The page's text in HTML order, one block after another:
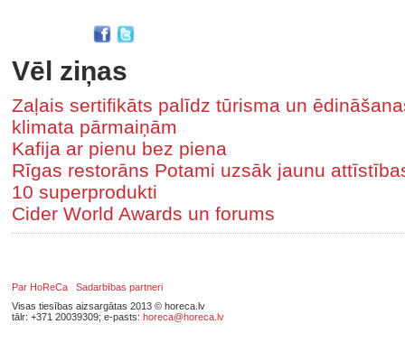
Vēl ziņas
Zaļais sertifikāts palīdz tūrisma un
klimata pārmaiņām
Kafija ar pienu bez piena
Rīgas restorāns Potami uzsāk jaunu
10 superprodukti
Cider World Awards un forums
Par HoReCa
Sadarbības partneri
Visas tiesības aizsargātas 2013 © horeca.lv
tālr: +371 20039309; e-pasts: horeca@horeca.lv